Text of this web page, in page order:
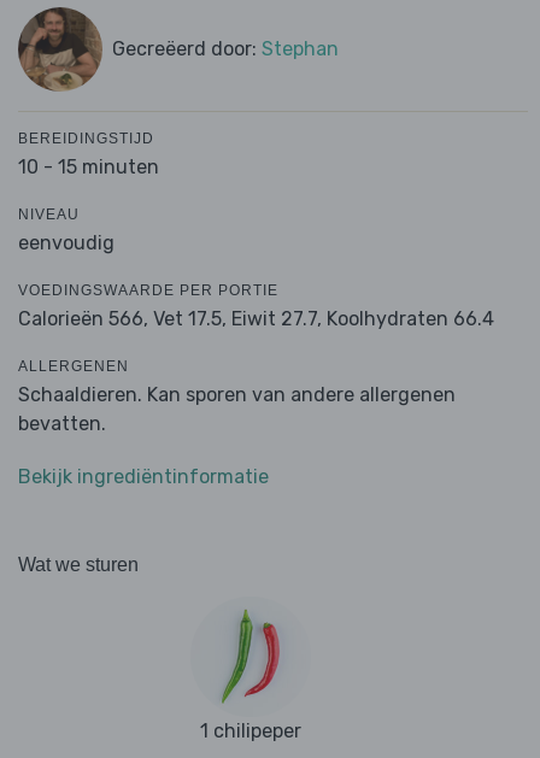
Gecreëerd door: Stephan
BEREIDINGSTIJD
10 - 15 minuten
NIVEAU
eenvoudig
VOEDINGSWAARDE PER PORTIE
Calorieën 566, Vet 17.5, Eiwit 27.7, Koolhydraten 66.4
ALLERGENEN
Schaaldieren. Kan sporen van andere allergenen
bevatten.
Bekijk ingrediëntinformatie
Wat we sturen
1 chilipeper